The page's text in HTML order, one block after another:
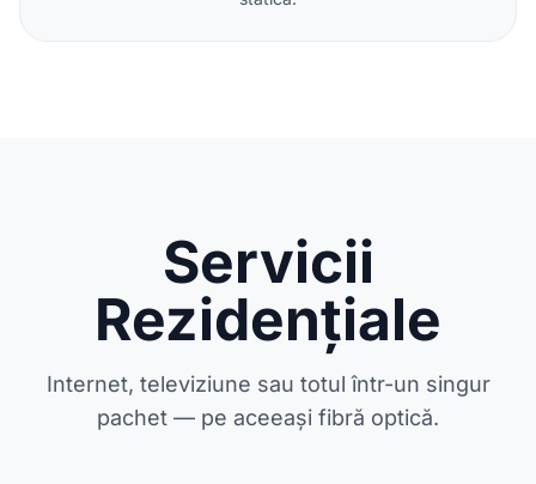
Servicii
Rezidențiale
Internet, televiziune sau totul într-un singur
pachet — pe aceeași fibră optică.